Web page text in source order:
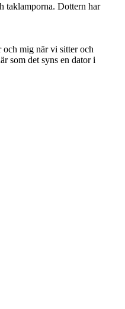
taklamporna. Dottern har
mig när vi sitter och
som det syns en dator i